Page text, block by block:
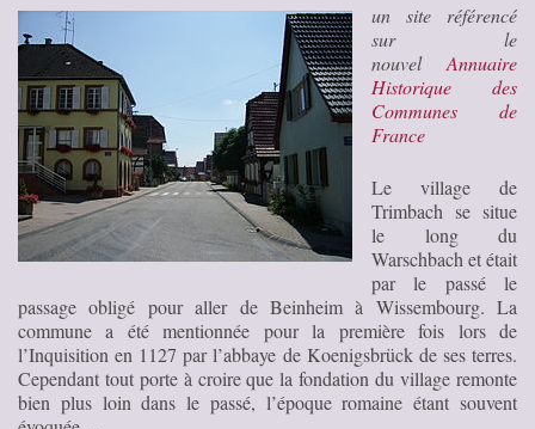
un site référencé
sur le
nouvel Annuaire
Historique des
Communes de
France
Le village de
Trimbach se situe
le long du
Warschbach et était
par le passé le
passage obligé pour aller de Beinheim à Wissembourg. La
commune a été mentionnée pour la première fois lors de
l’Inquisition en 1127 par l’abbaye de Koenigsbrück de ses terres.
Cependant tout porte à croire que la fondation du village remonte
bien plus loin dans le passé, l’époque romaine étant souvent